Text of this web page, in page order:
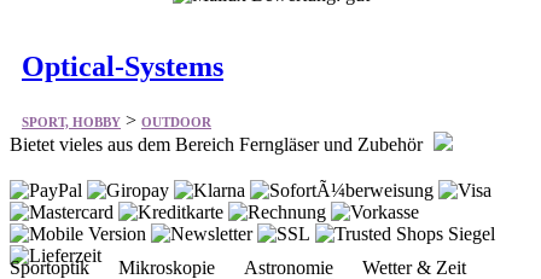
Optical-Systems
SPORT, HOBBY > OUTDOOR
Bietet vieles aus dem Bereich Ferngläser und Zubehör
Sportoptik Mikroskopie Astronomie Wetter & Zeit